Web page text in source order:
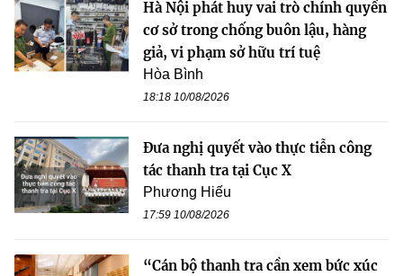
Hà Nội phát huy vai trò chính quyền
cơ sở trong chống buôn lậu, hàng
giả, vi phạm sở hữu trí tuệ
Hòa Bình
18:18 10/08/2026
Đưa nghị quyết vào thực tiễn công
tác thanh tra tại Cục X
Phương Hiếu
17:59 10/08/2026
“Cán bộ thanh tra cần xem bức xúc